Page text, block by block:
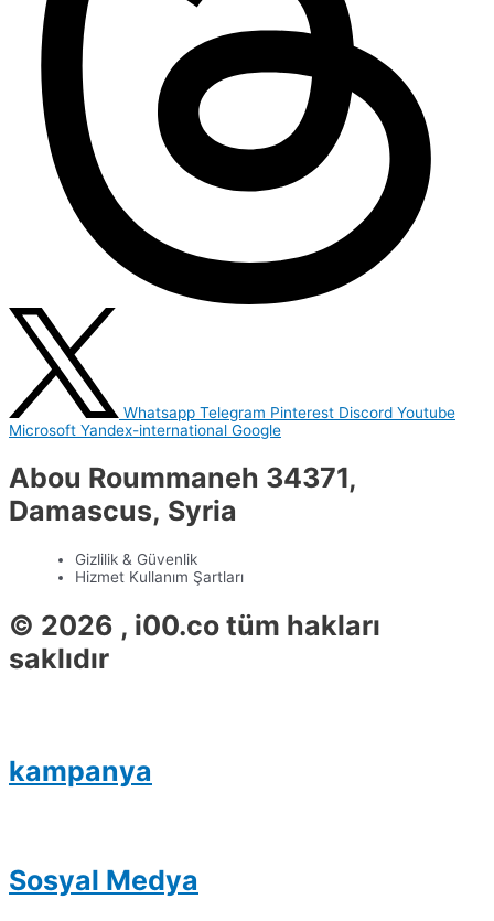
Whatsapp Telegram Pinterest Discord Youtube
Microsoft Yandex-international Google
Abou Roummaneh 34371,
Damascus, Syria
Gizlilik & Güvenlik
Hizmet Kullanım Şartları
© 2026 , i00.co tüm hakları
saklıdır
kampanya
Sosyal Medya